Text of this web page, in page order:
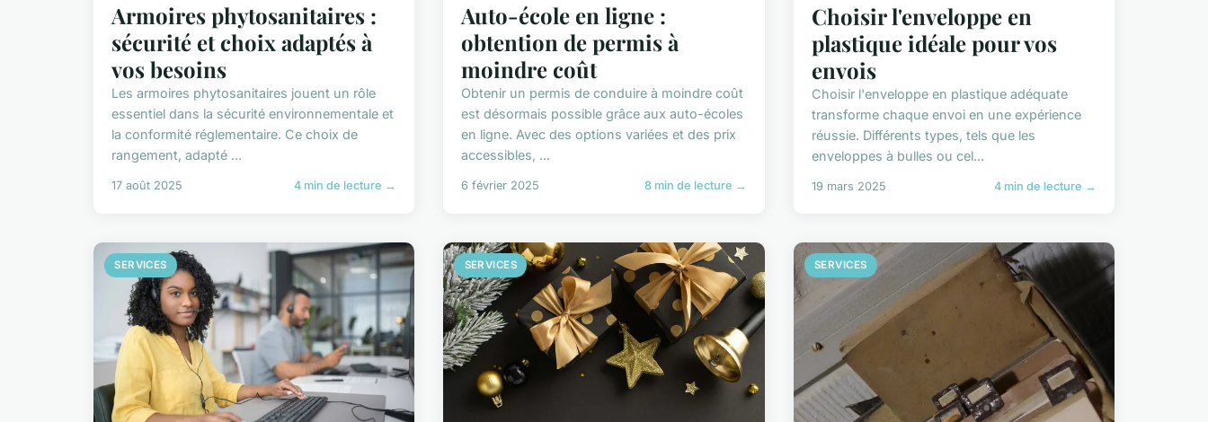
Armoires phytosanitaires :
sécurité et choix adaptés à
vos besoins
Les armoires phytosanitaires jouent un rôle
essentiel dans la sécurité environnementale et
la conformité réglementaire. Ce choix de
rangement, adapté ...
17 août 2025 4 min de lecture →
Auto-école en ligne :
obtention de permis à
moindre coût
Obtenir un permis de conduire à moindre coût
est désormais possible grâce aux auto-écoles
en ligne. Avec des options variées et des prix
accessibles, ...
6 février 2025 8 min de lecture →
Choisir l'enveloppe en
plastique idéale pour vos
envois
Choisir l'enveloppe en plastique adéquate
transforme chaque envoi en une expérience
réussie. Différents types, tels que les
enveloppes à bulles ou cel...
19 mars 2025 4 min de lecture →
SERVICES SERVICES SERVICES